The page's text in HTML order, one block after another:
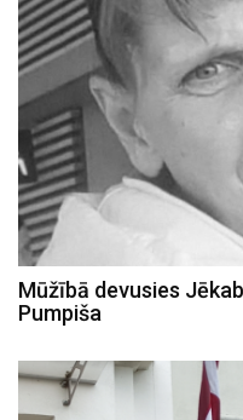
Mūžībā devusies
Pumpiša